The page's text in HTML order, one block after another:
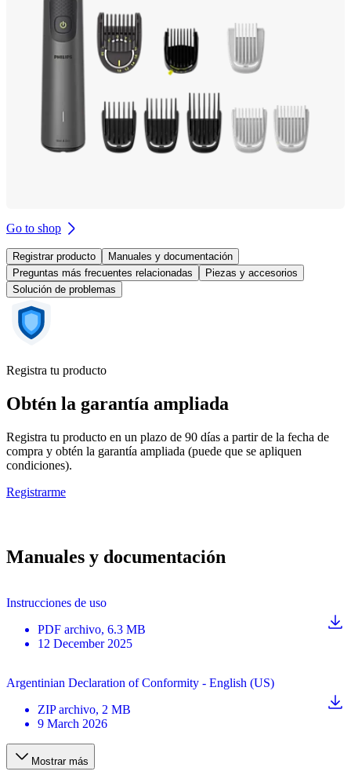
Go to shop
Registrar producto
Manuales y documentación
Preguntas más frecuentes relacionadas
Piezas y accesorios
Solución de problemas
Registra tu producto
Obtén la garantía ampliada
Registra tu producto en un plazo de 90 días a partir de la fecha de
compra y obtén la garantía ampliada (puede que se apliquen
condiciones).
Registrarme
Manuales y documentación
Instrucciones de uso
PDF archivo, 6.3 MB
12 December 2025
Argentinian Declaration of Conformity - English (US)
ZIP archivo, 2 MB
9 March 2026
Mostrar más